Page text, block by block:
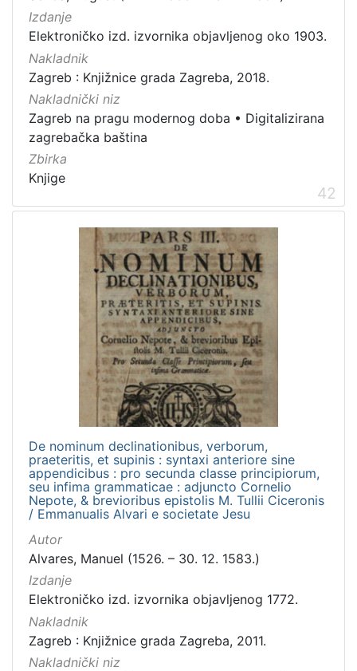
Izdanje
Elektroničko izd. izvornika objavljenog oko 1903.
Nakladnik
Zagreb : Knjižnice grada Zagreba, 2018.
Nakladnički niz
Zagreb na pragu modernog doba • Digitalizirana
zagrebačka baština
Zbirka
Knjige
42
De nominum declinationibus, verborum,
praeteritis, et supinis : syntaxi anteriore sine
appendicibus : pro secunda classe principiorum,
seu infima grammaticae : adjuncto Cornelio
Nepote, & brevioribus epistolis M. Tullii Ciceronis
/ Emmanualis Alvari e societate Jesu
Autor
Alvares, Manuel (1526. – 30. 12. 1583.)
Izdanje
Elektroničko izd. izvornika objavljenog 1772.
Nakladnik
Zagreb : Knjižnice grada Zagreba, 2011.
Nakladnički niz